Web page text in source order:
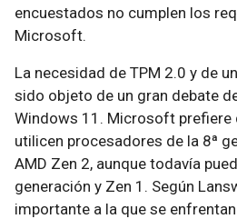
encuestados no cumplen los
Microsoft.
La necesidad de TPM 2.0 y de
sido objeto de un gran debate
Windows 11. Microsoft prefiere
utilicen procesadores de la 8ª
AMD Zen 2, aunque todavía
generación y Zen 1. Según
importante a la que se